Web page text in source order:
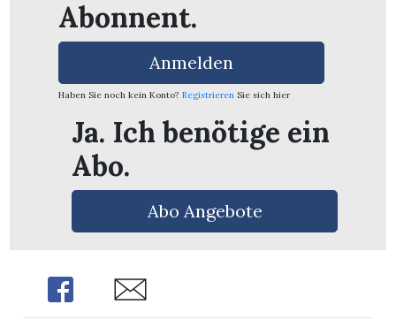
Abonnent.
Anmelden
Haben Sie noch kein Konto? Registrieren Sie sich hier
Ja. Ich benötige ein
Abo.
Abo Angebote
Share Share